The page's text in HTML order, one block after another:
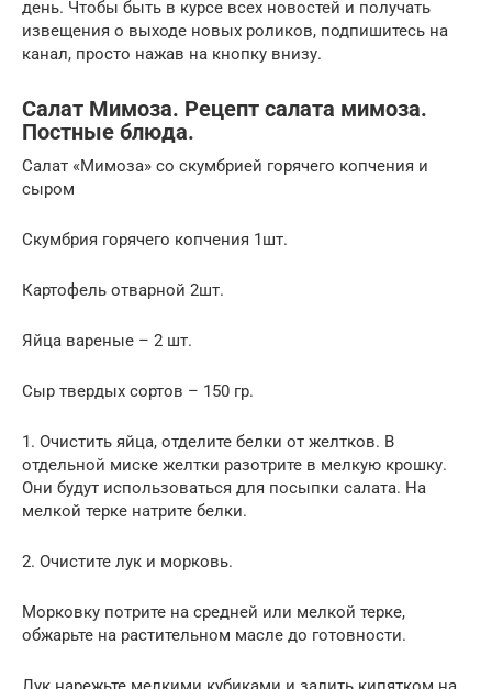
день. Чтобы быть в курсе всех новостей и получать
извещения о выходе новых роликов, подпишитесь на
канал, просто нажав на кнопку внизу.
Салат Мимоза. Рецепт салата мимоза.
Постные блюда.
Салат «Мимоза» со скумбрией горячего копчения и
сыром
Скумбрия горячего копчения 1шт.
Картофель отварной 2шт.
Яйца вареные – 2 шт.
Сыр твердых сортов – 150 гр.
1. Очистить яйца, отделите белки от желтков. В
отдельной миске желтки разотрите в мелкую крошку.
Они будут использоваться для посыпки салата. На
мелкой терке натрите белки.
2. Очистите лук и морковь.
Морковку потрите на средней или мелкой терке,
обжарьте на растительном масле до готовности.